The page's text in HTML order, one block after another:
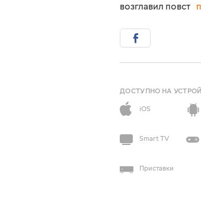
возглавил повст
ДОСТУПНО НА
iOS
Smart TV
Приставки